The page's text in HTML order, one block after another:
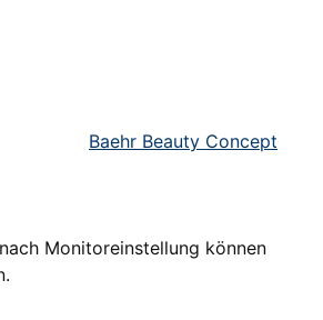
Baehr Beauty Concept
Monitoreinstellung können